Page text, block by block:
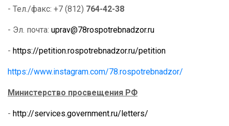
- Тел./факс: +7 (812) 764-42-38
- Эл. почта: uprav@78rospotrebnadzor.ru
- https://petition.rospotrebnadzor.ru/petition
https://www.instagram.com/78.rospotrebnadzor/
Министерство просвещения РФ
- http://services.government.ru/letters/